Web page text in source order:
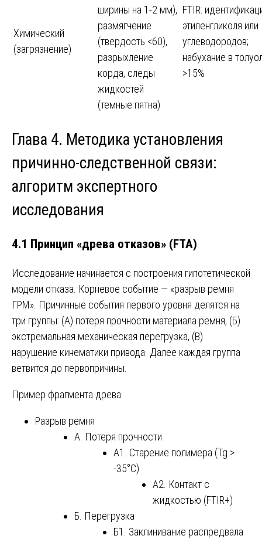
Химический
(загрязнение)
ширины на 1-2 мм),
размягчение
(твердость <60),
разрыхление
корда, следы
жидкостей
(темные пятна)
FTIR:
этиленгликоля или
углеводородов;
набухание в
>15%
Глава 4. Методика установления
причинно-следственной связи:
алгоритм экспертного
исследования
4.1 Принцип «древа отказов» (FTA)
Исследование начинается с построения гипотетической
модели отказа. Корневое событие — «разрыв ремня
ГРМ». Причинные события первого уровня делятся на
три группы: (А) потеря прочности материала ремня, (Б)
экстремальная механическая перегрузка, (В)
нарушение кинематики привода. Далее каждая группа
ветвится до первопричины.
Пример фрагмента древа:
Разрыв ремня
А. Потеря прочности
А1. Старение полимера (Tg >
-35°C)
А2. Контакт с
жидкостью (FTIR+)
Б. Перегрузка
Б1. Заклинивание распредвала